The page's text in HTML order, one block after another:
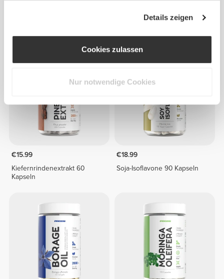
Details zeigen
Cookies zulassen
Nur notwendige Cookies
Guarana 500mg 60 Kapseln
€15.99
Kiefernrindenextrakt 60
Kapseln
€18.99
Soja-Isoflavone 90 Kapseln